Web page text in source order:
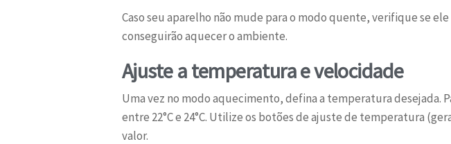
Caso seu aparelho não mude para o modo quente, verifique se
conseguirão aquecer o ambiente.
Ajuste a temperatura e velocidade
Uma vez no modo aquecimento, defina a temperatura desejada.
entre 22°C e 24°C. Utilize os botões de ajuste de temperatura
valor.